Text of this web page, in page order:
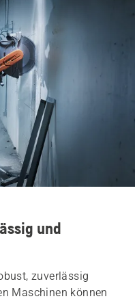
und
zuverlässig
Maschinen können